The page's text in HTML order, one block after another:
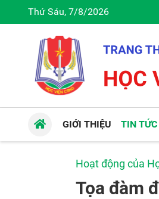
Thứ Sáu, 7/8/2026
GIỚI THIỆU TIN
Hoạt động của
Tọa đàm